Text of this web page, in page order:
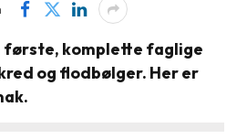
første, komplette faglige
og flodbølger. Her er